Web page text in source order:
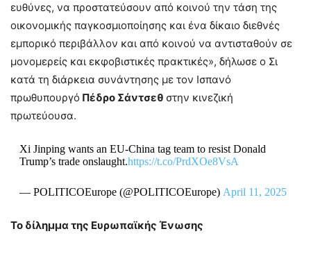
ευθύνες, να προστατεύσουν από κοινού την τάση της
οικονομικής παγκοσμιοποίησης και ένα δίκαιο διεθνές
εμπορικό περιβάλλον και από κοινού να αντισταθούν σε
μονομερείς και εκφοβιστικές πρακτικές», δήλωσε ο Σι
κατά τη διάρκεια συνάντησης με τον Ισπανό
πρωθυπουργό Πέδρο Σάντσεθ στην κινεζική
πρωτεύουσα.
Xi Jinping wants an EU-China tag team to resist Donald
Trump’s trade onslaught.https://t.co/PrdXOe8VsA
— POLITICOEurope (@POLITICOEurope) April 11, 2025
To δίλημμα της Ευρωπαϊκής Ένωσης